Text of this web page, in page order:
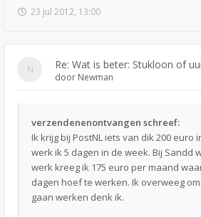
23 jul 2012, 13:00
Re: Wat is beter: Stukloon of
door Newman
verzendenenontvangen schreef:
Ik krijg bij PostNL iets van dik 200 euro
werk ik 5 dagen in de week. Bij Sandd
werk kreeg ik 175 euro per maand
dagen hoef te werken. Ik overweeg
gaan werken denk ik.